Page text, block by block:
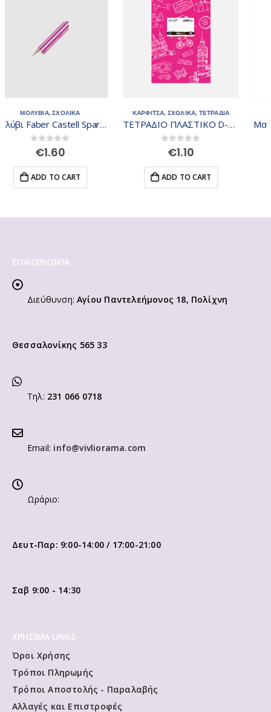
ΚΑΡΦΙΤΣΑ,ΣΧΟΛΙΚΑ
ΤΕΤΡΑΔΙΟ ΠΛΑΣΤΙΚΟ D-COLOR ΦΟΥΞ
0out of 5
€
ADD TO CART
ΜΑΡΚΑΔΟΡΟΙ,ΣΧΟΛΙΚΑ
Μαρκαδόρος Broad Serve 0.93.061
0out of 5
€
SELECT OPTIONS
ΕΠΙΚΟΙΝΩΝΊΑ
Διεύθυνση: Αγίου Παντελεήμονος 18, Πολίχνη
Θεσσαλονίκης 565 33
Τηλ: 231 066 0718
Email: info@vivliorama.com
Ωράριο:
Δευτ-Παρ: 9:00-14:00 / 17:00-21:00
Σαβ 9:00 - 14:30
ΧΡΗΣΙΜΑ LINKS
Όροι Χρήσης
Τρόποι Πληρωμής
Τρόποι Αποστολής - Παραλαβής
Αλλαγές και Επιστροφές